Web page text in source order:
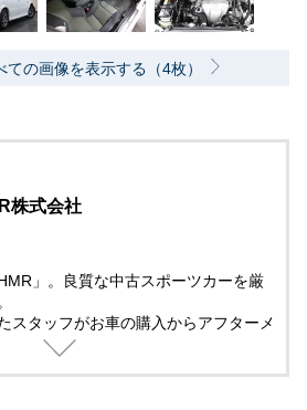
ての画像を表示する（4枚）
株式会社
」。良質な中古スポーツカーを厳
スタッフがお車の購入からアフターメ
グまでサポート。